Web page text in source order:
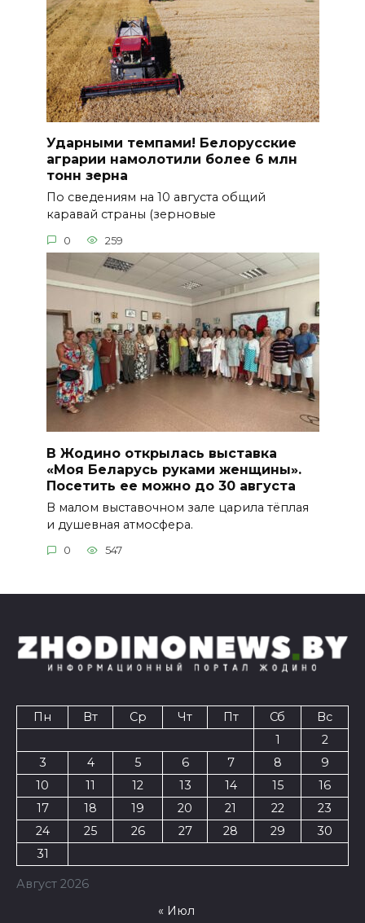
Ударными темпами! Белорусские
аграрии намолотили более 6 млн
тонн зерна
По сведениям на 10 августа общий
каравай страны (зерновые
0 259
В Жодино открылась выставка
«Моя Беларусь руками женщины».
Посетить ее можно до 30 августа
В малом выставочном зале царила тёплая
и душевная атмосфера.
0 547
Август 2026
Пн Вт Ср Чт Пт Сб
Вс
1
2
3
4 5 6 7 8
9
10
11 12 13 14 15
16
17
18 19 20 21 22
23
24
25 26 27 28 29
30
31
« Июл